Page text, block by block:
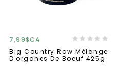
7,99$CA
Big Country Raw Mélange
D'organes De Boeuf 425g